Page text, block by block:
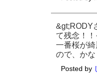
&gt;RODY
て残念！
一番桜が
ので、か
Posted by